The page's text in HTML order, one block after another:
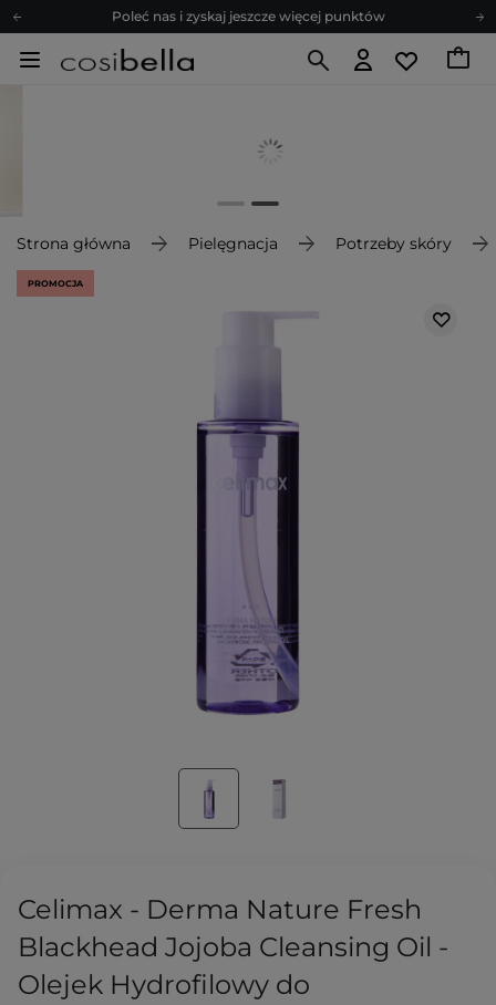
Poleć nas i zyskaj jeszcze więcej punktów
Zapisz się na newsletter pełen porad
Poleć nas i zyskaj jeszcze więcej punktów
Strona główna Pielęgnacja Potrzeby skóry
PROMOCJA
Celimax - Derma Nature Fresh
Blackhead Jojoba Cleansing Oil -
Olejek Hydrofilowy do